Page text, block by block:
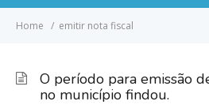
Home emitir nota fiscal
O período para emissão
no município findou.